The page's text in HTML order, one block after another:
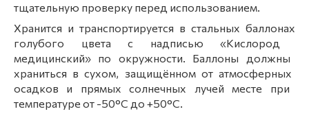
тщательную проверку перед использованием.
Хранится и транспортируется в стальных баллонах
голубого цвета с надписью «Кислород
медицинский» по окружности. Баллоны должны
храниться в сухом, защищённомотатмосферных
осадков и прямых солнечных лучей месте при
температуре от -50°C до +50°C.